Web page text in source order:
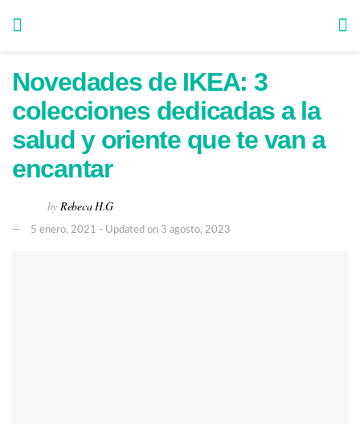
Novedades de IKEA: 3
colecciones dedicadas a la
salud y oriente que te van a
encantar
by Rebeca H.G
5 enero, 2021 - Updated on 3 agosto, 2023